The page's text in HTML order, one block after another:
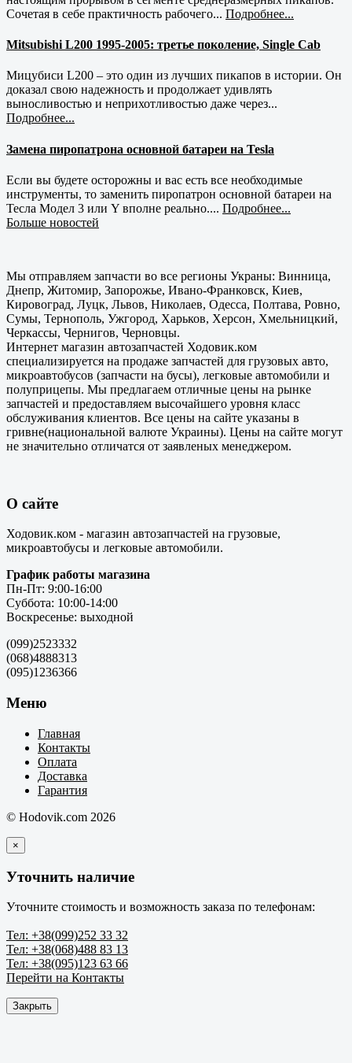
Сочетая в себе практичность рабочего... Подробнее...
Mitsubishi L200 1995-2005: третье поколение, Single Cab
Мицубиси L200 – это один из лучших пикапов в истории. Он
доказал свою надежность и продолжает удивлять
выносливостью и неприхотливостью даже через...
Подробнее...
Замена пиропатрона основной батареи на Tesla
Если вы будете осторожны и вас есть все необходимые
инструменты, то заменить пиропатрон основной батареи на
Тесла Модел 3 или Y вполне реально.... Подробнее...
Больше новостей
Мы отправляем запчасти во все регионы Украны: Винница,
Днепр, Житомир, Запорожье, Ивано-Франковск, Киев,
Кировоград, Луцк, Львов, Николаев, Одесса, Полтава, Ровно,
Сумы, Тернополь, Ужгород, Харьков, Херсон, Хмельницкий,
Черкассы, Чернигов, Черновцы.
Интернет магазин автозапчастей Ходовик.ком
специализируется на продаже запчастей для грузовых авто,
микроавтобусов (запчасти на бусы), легковые автомобили и
полуприцепы. Мы предлагаем отличные цены на рынке
запчастей и предоставляем высочайшего уровня класс
обслуживания клиентов. Все цены на сайте указаны в
гривне(национальной валюте Украины). Цены на сайте могут
не значительно отличатся от заявленых менеджером.
О сайте
Ходовик.ком - магазин автозапчастей на грузовые,
микроавтобусы и легковые автомобили.
График работы магазина
Пн-Пт: 9:00-16:00
Суббота: 10:00-14:00
Воскресенье: выходной
(099)2523332
(068)4888313
(095)1236366
Меню
Главная
Контакты
Оплата
Доставка
Гарантия
© Hodovik.com 2026
×
Уточнить наличие
Уточните стоимость и возможность заказа по телефонам:
Тел: +38(099)252 33 32
Тел: +38(068)488 83 13
Тел: +38(095)123 63 66
Перейти на Контакты
Закрыть